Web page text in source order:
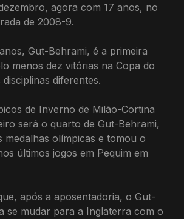
agora com 17 anos, no
de 2008-9.
Gut-Behrami, é a primeira
menos dez vitórias na Copa do
diferentes.
de Inverno de Milão-Cortina
será o quarto de Gut-Behrami,
medalhas olímpicas e tomou o
últimos jogos em Pequim em
após a aposentadoria, o Gut-
se mudar para a Inglaterra com o